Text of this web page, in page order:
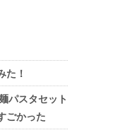
た！
パスタセット
ごかった